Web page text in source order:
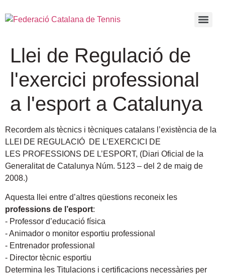
Llei de Regulació de
l'exercici professional
a l'esport a Catalunya
Recordem als tècnics i tècniques catalans l’existència de la
LLEI DE REGULACIÓ DE L’EXERCICI DE
LES PROFESSIONS DE L’ESPORT, (Diari Oficial de la
Generalitat de Catalunya Núm. 5123 – del 2 de maig de
2008.)
Aquesta llei entre d’altres qüestions reconeix les
professions de l’esport:
‐ Professor d’educació física
‐ Animador o monitor esportiu professional
‐ Entrenador professional
‐ Director tècnic esportiu
Determina les Titulacions i certificacions necessàries per